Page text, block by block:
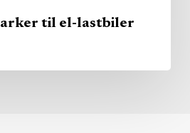
til el-lastbiler